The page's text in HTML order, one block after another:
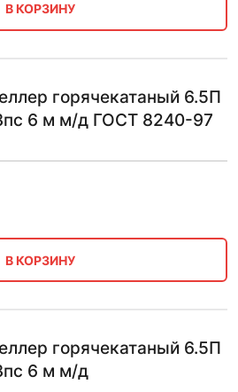
В КОРЗИНУ
горячекатаный 6.5П
6 м м/д ГОСТ 8240-97
В КОРЗИНУ
горячекатаный 6.5П
6 м м/д